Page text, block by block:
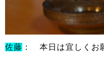
佐藤 ： 本日は宜しくお